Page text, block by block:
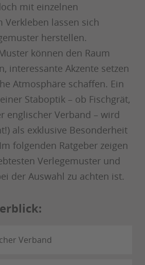
mit einzelnen
Verkleben lassen sich
herstellen.
können den Raum
interessante Akzente setzen
Atmosphäre schaffen. Ein
Staboptik – ob Fischgrät,
englischer Verband – wird
als exklusive Besonderheit
folgenden Ratgeber zeigen
Verlegemuster und
der Auswahl zu achten ist.
Verband